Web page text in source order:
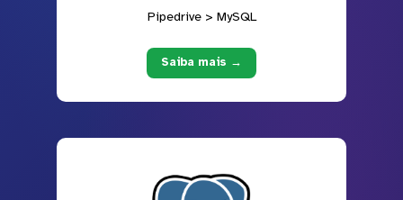
Pipedrive > MySQL
Saiba mais →